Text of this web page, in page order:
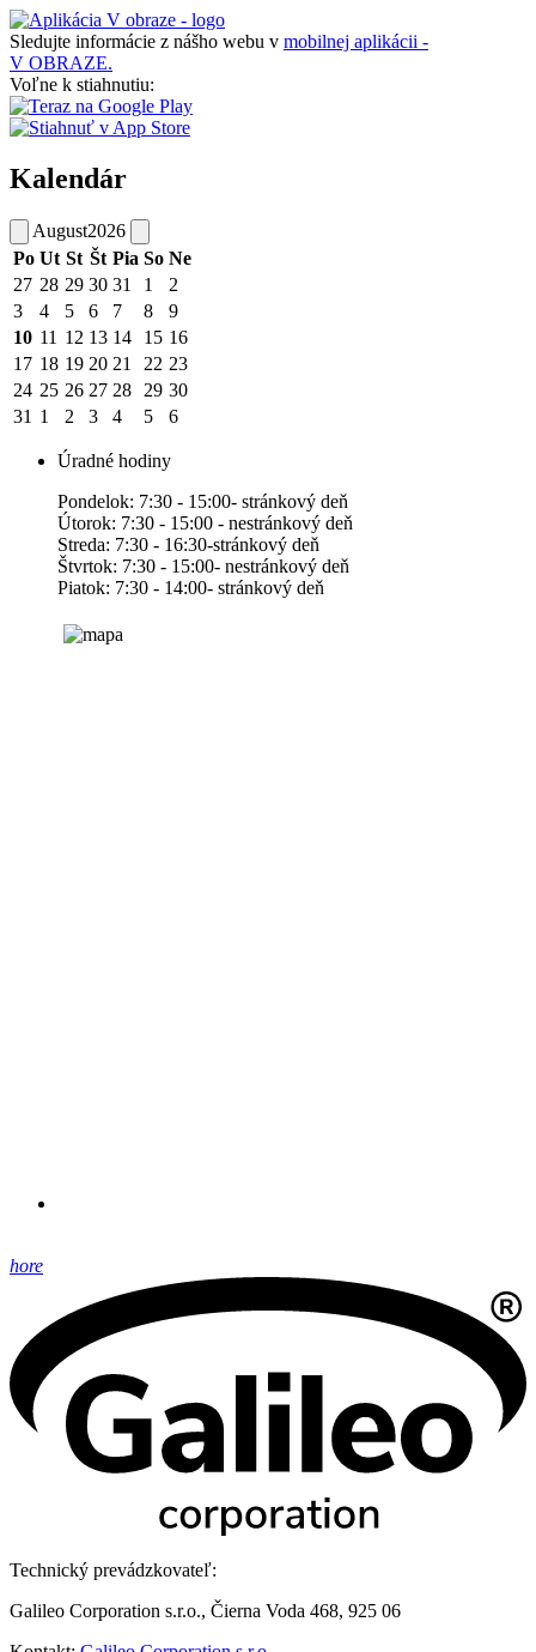
Sledujte informácie z nášho webu v mobilnej aplikácii -
V OBRAZE.
Voľne k stiahnutiu:
Kalendár
August2026
Po Ut St Št Pia So Ne
27 28 29 30 31 1
2
3
4 5 6 7 8
9
10 11 12 13 14 15 16
17 18 19 20 21 22 23
24 25 26 27 28 29 30
31 1 2 3 4 5 6
Úradné hodiny
Pondelok: 7:30 - 15:00- stránkový deň
Útorok: 7:30 - 15:00 - nestránkový deň
Streda: 7:30 - 16:30-stránkový deň
Štvrtok: 7:30 - 15:00- nestránkový deň
Piatok: 7:30 - 14:00- stránkový deň
hore
Technický prevádzkovateľ:
Galileo Corporation s.r.o., Čierna Voda 468, 925 06